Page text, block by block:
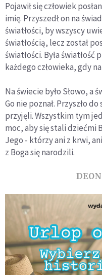
Pojawił się człowiek
imię. Przyszedł on na
światłości, by wszyscy
światłością, lecz został
światłości. Była
każdego człowieka, gdy
Na świecie było Słowo, a
Go nie poznał. Przyszło
przyjęli. Wszystkim tym
moc, aby się stali dziećmi
Jego - którzy ani z krwi,
z Boga się narodzili.